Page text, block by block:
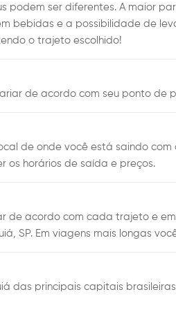
podem ser diferentes. A maior
bebidas e a possibilidade de
o trajeto escolhido!
de acordo com seu ponto de
de onde você está saindo
os horários de saída e preços.
de acordo com cada trajeto e
SP. Em viagens mais longas
das principais capitais